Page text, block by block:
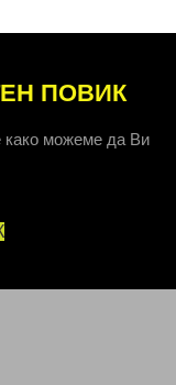
ПОВИК
како можеме да Ви